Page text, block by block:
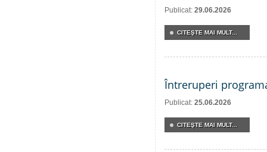
Publicat: 29.06.2026
CITEŞTE MAI MULT...
Întreruperi
Publicat: 25.06.2026
CITEŞTE MAI MULT...